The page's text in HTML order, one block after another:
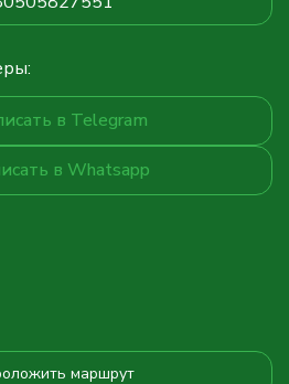
в Telegram
в Whatsapp
маршрут